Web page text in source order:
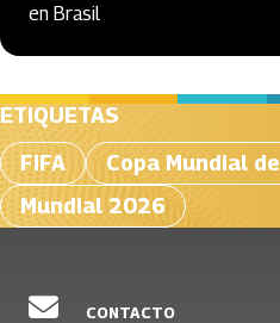
en Brasil
ETIQUETAS
FIFA
Copa Mundial
Mundial 2026
CONTACTO